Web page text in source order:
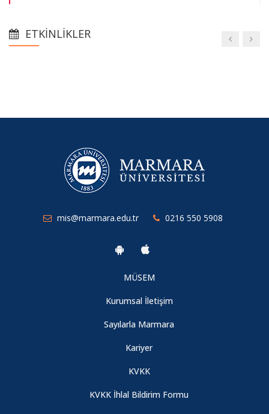
Bölüm Yönetiminden Yeni Dekan Yardımcımız Dr. Aydın
Erden’e Ziyaret
Tanıtım Günleri
Borsa İstanbul Ziyaretimiz
24-25 Bahar Yarıyılı Mezuniyet Sınavı
International Applied Statistics Congress
24-25 Bahar Yarıyılı Proje Dersleri Bilgilendirme Toplantısı
International Scientific Research and Innovation Congress-II
ETKINLIKLER
mis@marmara.edu.tr 0216 550 5908
MÜSEM
Kurumsal İletişim
Sayılarla Marmara
Kariyer
KVKK
KVKK İhlal Bildirim Formu